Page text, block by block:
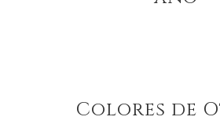
Colores de